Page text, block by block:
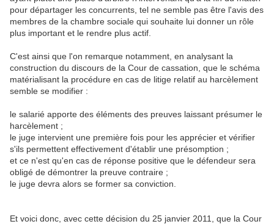
pour départager les concurrents, tel ne semble pas être l'avis des
membres de la chambre sociale qui souhaite lui donner un rôle
plus important et le rendre plus actif.
C'est ainsi que l'on remarque notamment, en analysant la
construction du discours de la Cour de cassation, que le schéma
matérialisant la procédure en cas de litige relatif au harcèlement
semble se modifier :
le salarié apporte des éléments des preuves laissant présumer le
harcèlement ;
le juge intervient une première fois pour les apprécier et vérifier
s'ils permettent effectivement d'établir une présomption ;
et ce n'est qu'en cas de réponse positive que le défendeur sera
obligé de démontrer la preuve contraire ;
le juge devra alors se former sa conviction.
Et voici donc, avec cette décision du 25 janvier 2011, que la Cour